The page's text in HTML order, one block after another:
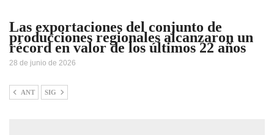
Las exportaciones del conjunto de
producciones regionales alcanzaron un
récord en valor de los últimos 22 años
28 de junio de 2026
ANT SIG